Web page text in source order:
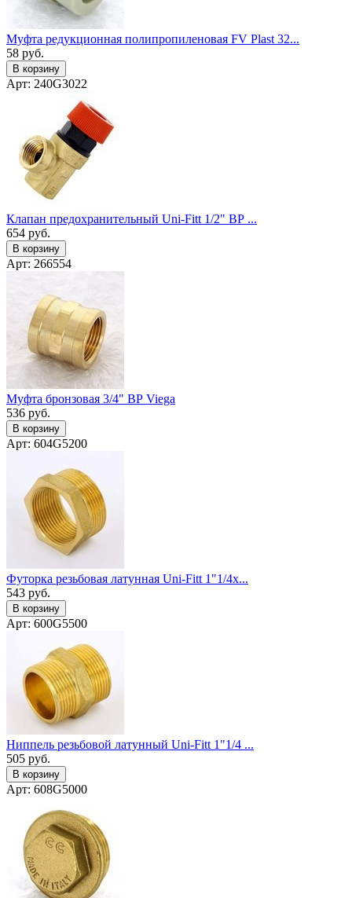
Муфта редукционная полипропиленовая FV Plast 32...
58 руб.
В корзину
Арт: 240G3022
Клапан предохранительный Uni-Fitt 1/2" ВР ...
654 руб.
В корзину
Арт: 266554
Муфта бронзовая 3/4" ВР Viega
536 руб.
В корзину
Арт: 604G5200
Футорка резьбовая латунная Uni-Fitt 1"1/4x...
543 руб.
В корзину
Арт: 600G5500
Ниппель резьбовой латунный Uni-Fitt 1"1/4 ...
505 руб.
В корзину
Арт: 608G5000